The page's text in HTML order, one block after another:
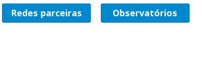
Redes parceiras Observatórios